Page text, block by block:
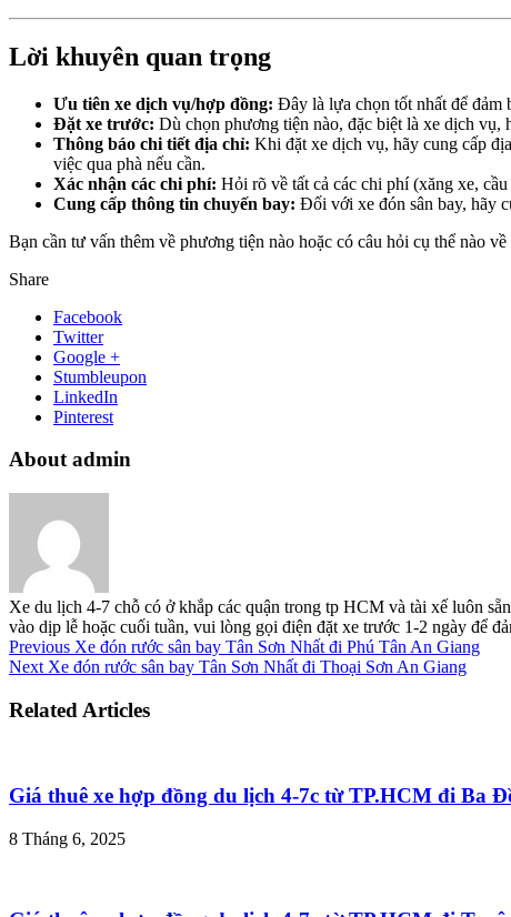
Lời khuyên quan trọng
Ưu tiên xe dịch vụ/hợp đồng: Đây là lựa chọn tốt nhất để đảm
Đặt xe trước: Dù chọn phương tiện nào, đặc biệt là xe dịch vụ,
Thông báo chi tiết địa chỉ: Khi đặt xe dịch vụ, hãy cung cấp
việc qua phà nếu cần.
Xác nhận các chi phí: Hỏi rõ về tất cả các chi phí (xăng xe,
Cung cấp thông tin chuyến bay: Đối với xe đón sân bay, hãy
Bạn cần tư vấn thêm về phương tiện nào hoặc có câu hỏi cụ thể nào
Share
Facebook
Twitter
Google +
Stumbleupon
LinkedIn
Pinterest
About admin
Xe du lịch 4-7 chỗ có ở khắp các quận trong tp HCM và tài xế luôn
vào dịp lễ hoặc cuối tuần, vui lòng gọi điện đặt xe trước 1-2 ngày để
Previous Xe đón rước sân bay Tân Sơn Nhất đi Phú Tân An Giang
Next Xe đón rước sân bay Tân Sơn Nhất đi Thoại Sơn An Giang
Related Articles
Giá thuê xe hợp đồng du lịch 4-7c từ TP.HCM đi Ba
8 Tháng 6, 2025